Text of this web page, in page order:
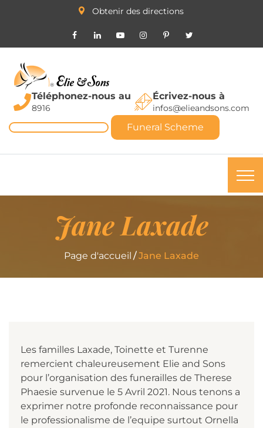
Obtenir des directions
Téléphonez-nous au
8916
Écrivez-nous à
infos@elieandsons.com
Funeral Scheme
Jane Laxade
Page d'accueil Jane Laxade
Les familles Laxade, Toinette et Turenne
remercient chaleureusement Elie and Sons
pour l’organisation des funerailles de Therese
Phaesie survenue le 5 Avril 2021. Nous tenons a
exprimer notre profonde reconnaissance pour
le professionalisme de l’equipe surtout Ornella